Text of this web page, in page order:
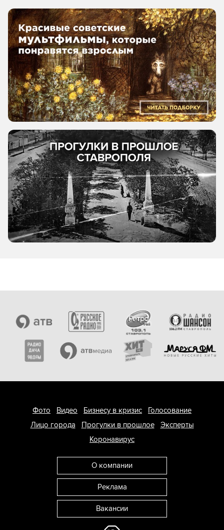
Фото Видео Бизнесу в кризис
Голосование
Лицо города
Прогулки в прошлое
Эксперты
Коронавирус
О компании
Реклама
Вакансии